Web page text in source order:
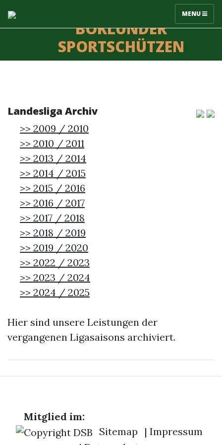
MENU
BÖKLUNDER
SPORTSCHÜTZEN
Landesliga Archiv
>> 2009 / 2010
>> 2010 / 2011
>> 2013 / 2014
>> 2014 / 2015
>> 2015 / 2016
>> 2016 / 2017
>> 2017 / 2018
>> 2018 / 2019
>> 2019 / 2020
>> 2022 / 2023
>> 2023 / 2024
>> 2024 / 2025
Hier sind unsere Leistungen der
vergangenen Ligasaisons archiviert.
Mitglied im:
Sitemap
| Impressum